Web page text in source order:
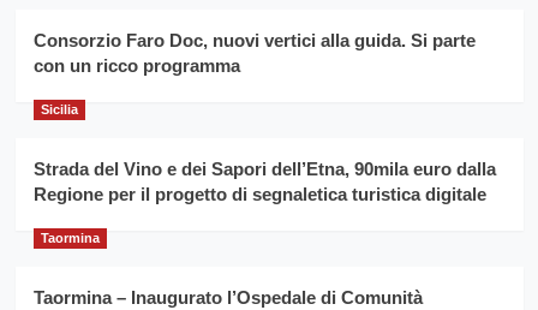
Franco
Caruso
Consorzio Faro Doc, nuovi vertici alla guida. Si parte
con un ricco programma
Sicilia
Strada del Vino e dei Sapori dell’Etna, 90mila euro dalla
Regione per il progetto di segnaletica turistica digitale
Taormina
Taormina – Inaugurato l’Ospedale di Comunità